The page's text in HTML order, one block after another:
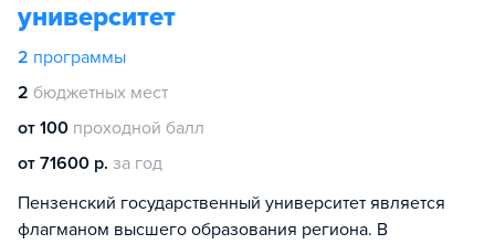
университет
2 программы
2 бюджетных мест
от 100 проходной балл
от 71600 р. за год
Пензенский государственный университет является
флагманом высшего образования региона. В